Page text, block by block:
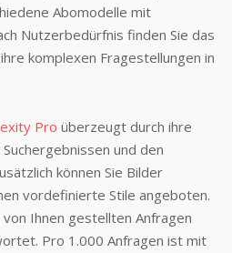
Abomodelle mit
Nutzerbedürfnis finden Sie das
komplexen Fragestellungen in
Pro überzeugt durch ihre
und den
können Sie Bilder
vordefinierte Stile angeboten.
Ihnen gestellten Anfragen
Pro 1.000 Anfragen ist mit